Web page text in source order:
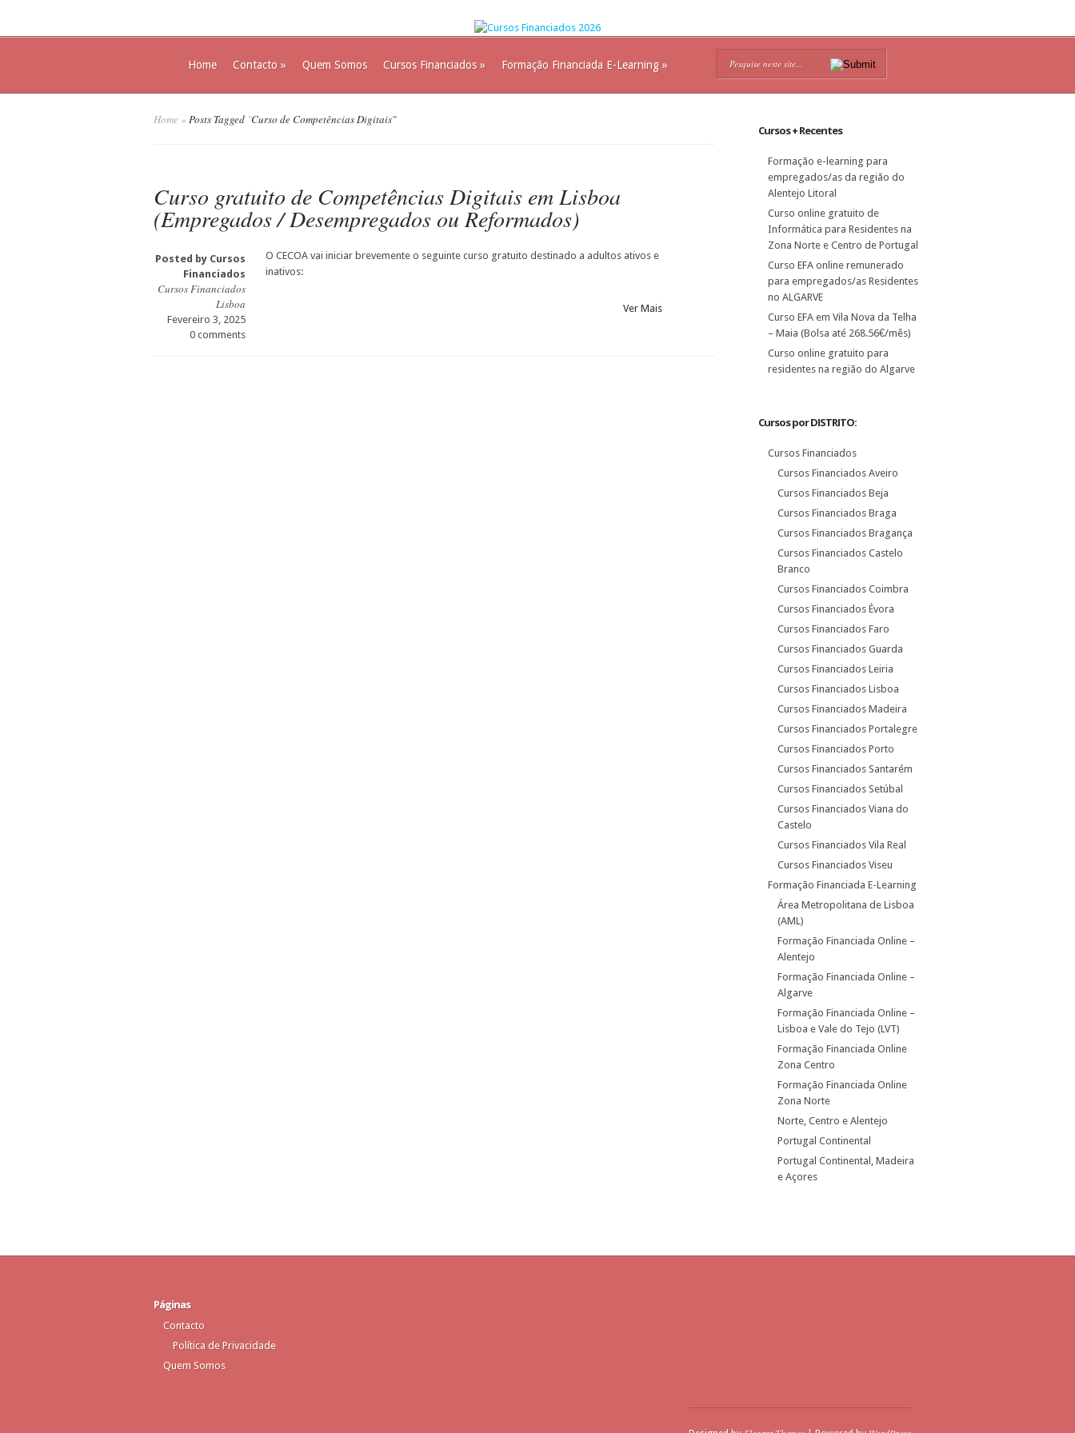
Home Contacto » Quem Somos Cursos Financiados» Formação Financiada E-Learning »
Home » Posts Tagged "Curso de Competências Digitais"
Curso gratuito de Competências Digitais em Lisboa
(Empregados / Desempregados ou Reformados)
Posted by Cursos
Financiados
Cursos Financiados
Lisboa
Fevereiro 3, 2025
0 comments
O CECOA vai iniciar brevemente o seguinte curso gratuito destinado a adultos ativos e
inativos:
Ver Mais
Cursos + Recentes
Formação e-learning para
empregados/as da região do
Alentejo Litoral
Curso online gratuito de
Informática para Residentes na
Zona Norte e Centro de Portugal
Curso EFA online remunerado
para empregados/as Residentes
no ALGARVE
Curso EFA em Vila Nova da Telha
– Maia (Bolsa até 268.56€/mês)
Curso online gratuito para
residentes na região do Algarve
Cursos por DISTRITO:
Cursos Financiados
Cursos Financiados Aveiro
Cursos Financiados Beja
Cursos Financiados Braga
Cursos Financiados Bragança
Cursos Financiados Castelo
Branco
Cursos Financiados Coimbra
Cursos Financiados Évora
Cursos Financiados Faro
Cursos Financiados Guarda
Cursos Financiados Leiria
Cursos Financiados Lisboa
Cursos Financiados Madeira
Cursos Financiados Portalegre
Cursos Financiados Porto
Cursos Financiados Santarém
Cursos Financiados Setúbal
Cursos Financiados Viana do
Castelo
Cursos Financiados Vila Real
Cursos Financiados Viseu
Formação Financiada E-Learning
Área Metropolitana de Lisboa
(AML)
Formação Financiada Online –
Alentejo
Formação Financiada Online –
Algarve
Formação Financiada Online –
Lisboa e Vale do Tejo (LVT)
Formação Financiada Online
Zona Centro
Formação Financiada Online
Zona Norte
Norte, Centro e Alentejo
Portugal Continental
Portugal Continental, Madeira
e Açores
Páginas
Contacto
Política de Privacidade
Quem Somos